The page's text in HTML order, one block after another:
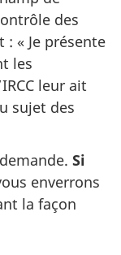
des
« Je présente
les
leur ait
sujet des
Si
enverrons
la façon